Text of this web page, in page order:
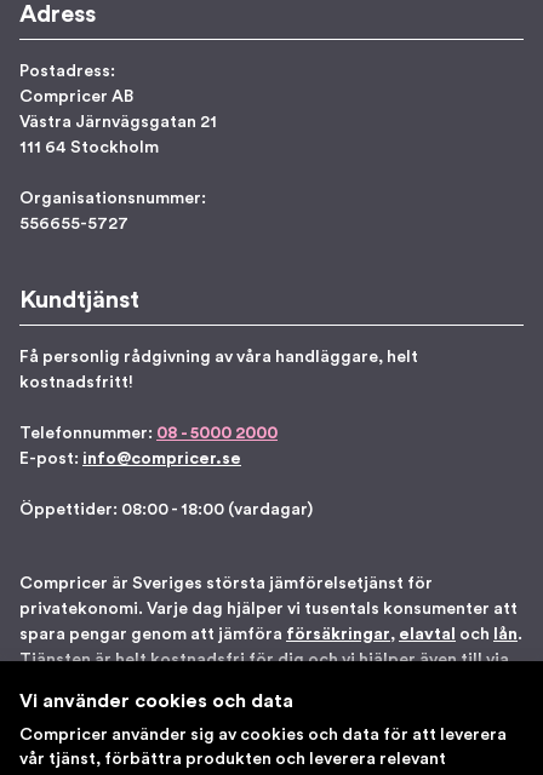
Adress
Postadress:
Compricer AB
Västra Järnvägsgatan 21
111 64 Stockholm
Organisationsnummer:
556655-5727
Kundtjänst
Få personlig rådgivning av våra handläggare, helt
kostnadsfritt!
Telefonnummer: 08 - 5000 2000
E-post: info@compricer.se
Öppettider: 08:00 - 18:00 (vardagar)
Compricer är Sveriges största jämförelsetjänst för
privatekonomi. Varje dag hjälper vi tusentals konsumenter att
spara pengar genom att jämföra försäkringar, elavtal och lån.
Tjänsten är helt kostnadsfri för dig och vi hjälper även till via
försäkringsdistributör hos Bolagsverket samt står under
Finansinspektionens tillsyn. Åtta gånger har vi blivit utsedda
till en av Sveriges 100 bästa sajter av IDG. Du kan känna dig
Vi använder cookies och data
Compricer använder sig av cookies och data för att leverera
vår tjänst, förbättra produkten och leverera relevant